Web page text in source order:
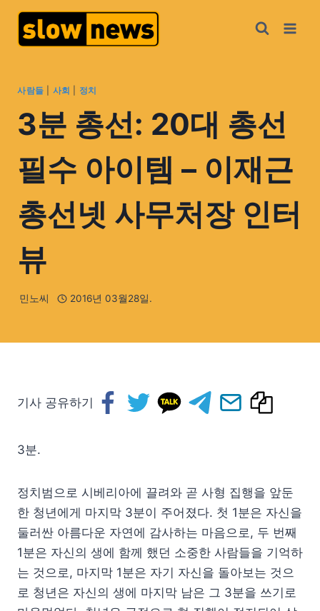
사람들 사회 정치
3분 총선: 20대 총선
필수 아이템 – 이재근
총선넷 사무처장 인터
뷰
민노씨 2016년 03월28일.
기사 공유하기
3분.
정치범으로 시베리아에 끌려와 곧 사형 집행을 앞둔
한 청년에게 마지막 3분이 주어졌다. 첫 1분은 자신을
둘러싼 아름다운 자연에 감사하는 마음으로, 두 번째
1분은 자신의 생에 함께 했던 소중한 사람들을 기억하
는 것으로, 마지막 1분은 자기 자신을 돌아보는 것으
로 청년은 자신의 생에 마지막 남은 그 3분을 쓰기로